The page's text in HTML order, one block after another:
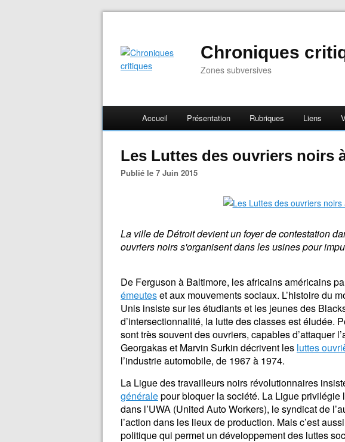
Chroniques
Zones subversives
Accueil Présentation Rubriques Liens
Les Luttes des ouvriers noirs
Publié le 7 Juin 2015
La ville de Détroit devient un foyer de contestation
ouvriers noirs s'organisent dans les usines pour
De Ferguson à Baltimore, les africains américains
émeuteset aux mouvements sociaux. L’histoire du
Unis insiste sur les étudiants et les jeunes des
d’intersectionnalité, la lutte des classes est éludée.
sont très souvent des ouvriers, capables d’attaquer
Georgakas et Marvin Surkin décrivent les luttes
l’industrie automobile, de 1967 à 1974.
La Ligue des travailleurs noirs révolutionnaires
généralepour bloquer la société. La Ligue privilégie
dans l’UWA (United Auto Workers), le syndicat de
l’action dans les lieux de production. Mais c’est
politique qui permet un développement des luttes